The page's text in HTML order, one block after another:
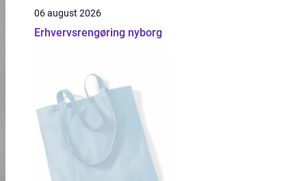
06 august 2026
Erhvervsrengøring nyborg